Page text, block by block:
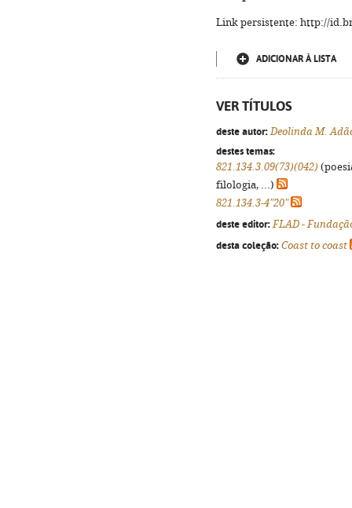
Link persistente: http://
ADICIONAR À LISTA
VER TÍTULOS
deste autor: Deolinda M.
destes temas:
821.134.3.09(73)(042)
filologia, ...)
821.134.3-4"20"
deste editor: FLAD -
desta coleção: Coast to coast